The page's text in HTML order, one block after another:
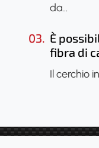
da…
03. È
fibra di
bicicletta?
Il cerchio